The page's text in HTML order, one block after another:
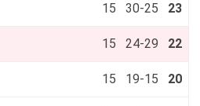
15 30-25 23
15 24-29 22
15 19-15 20